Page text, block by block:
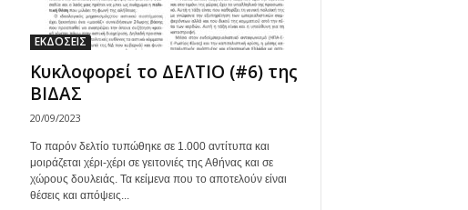
ΕΚΔΟΣΕΙΣ
Κυκλοφορεί το ΔΕΛΤΙΟ (#6) της
ΒΙΔΑΣ
20/09/2023
Το παρόν δελτίο τυπώθηκε σε 1.000 αντίτυπα και
μοιράζεται χέρι-χέρι σε γειτονιές της Αθήνας και σε
χώρους δουλειάς. Τα κείμενα που το αποτελούν είναι
θέσεις και απόψεις...